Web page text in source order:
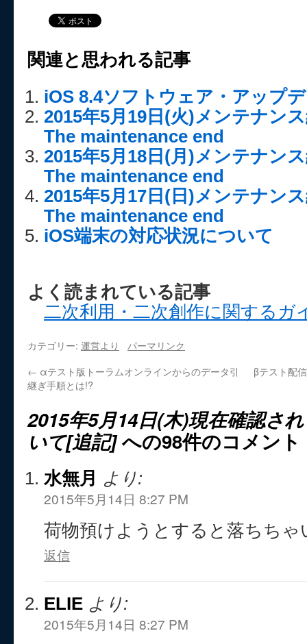
関連と思われる記事
iOS 8.4ソフトウェア・アップ
2015年5月19日(火)メンテナン
The maintenance end
2015年5月18日(月)メンテナン
The maintenance end
2015年5月17日(日)メンテナン
The maintenance end
iOS端末の対応状況について
よく読まれている記事
二次利用・二次創作に関するガ
カテゴリー: 運営より
パーマリンク
← αテスト版トーラムオンラインからのデータ引
継ぎ手順とは!?
βテスト配
2015年5月14日(木)現在確認さ
いて[追記]への98件のコメント
水無月 より:
2015年5月14日 8:27 PM
荷物預けようとすると落ちちゃ
返信
ELIE より:
2015年5月14日 8:27 PM